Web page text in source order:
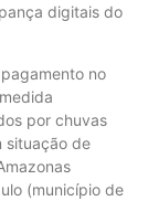
digitais do
no
por chuvas
situação de
(município de